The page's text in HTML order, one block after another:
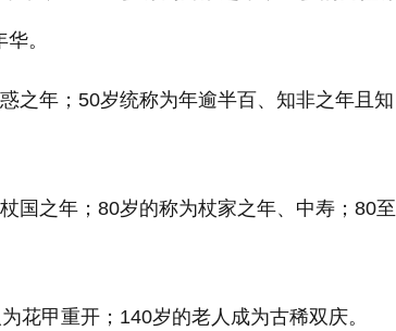
。
之年；50岁统称为年逾半百、知非之年且知
国之年；80岁的称为杖家之年、中寿；80
花甲重开；140岁的老人成为古稀双庆。